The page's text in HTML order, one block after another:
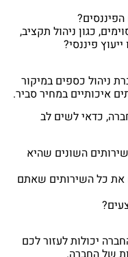
כגון ניהול תקציב,
ייעוץ פיננסי?
ניהול כספים במיקור
איכותיים במחיר סביר.
כדאי לשים לב
השונים שהיא
את כל השירותים שאתם
יכולות לעזור לכם